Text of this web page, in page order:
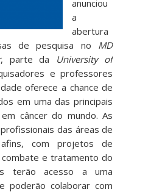
anunciou
a
abertura
de pesquisa no MD
, parte da
University of
e professores
oferece a chance de
em uma das principais
câncer do mundo. As
das áreas de
com projetos de
e tratamento do
terão acesso a uma
poderão colaborar com